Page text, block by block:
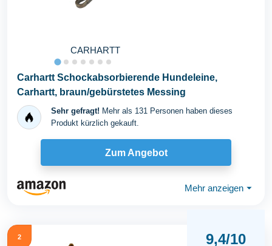
CARHARTT
Carhartt Schockabsorbierende Hundeleine,
Carhartt, braun/gebürstetes Messing
Sehr gefragt! Mehr als 131 Personen haben dieses
Produkt kürzlich gekauft.
Zum Angebot
Mehr anzeigen ⏷
2 9,4/10